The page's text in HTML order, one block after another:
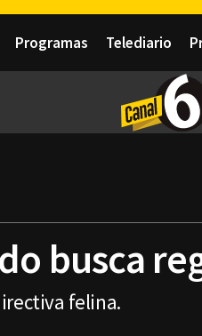
Programas Telediario
busca
felina.